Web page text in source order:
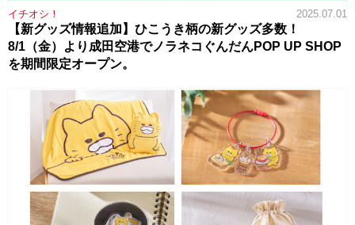
イチオシ！ 2025.07.01
【新グッズ情報追加】ひこうき柄の新グッズ多数！
8/1（金）より成田空港でノラネコぐんだんPOP UP SHOP
を期間限定オープン。